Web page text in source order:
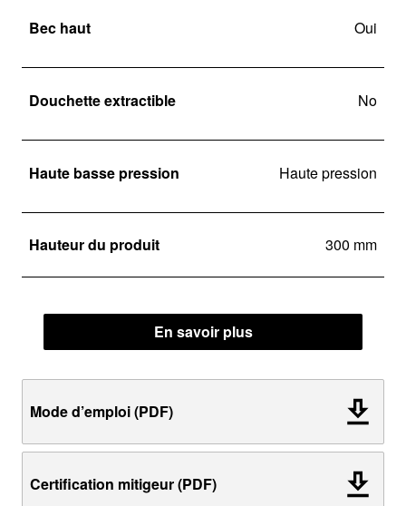
Bec haut Oui
Douchette extractible No
Haute basse pression Haute pression
Hauteur du produit 300 mm
En savoir plus
Mode d’emploi (PDF)
Certification mitigeur (PDF)